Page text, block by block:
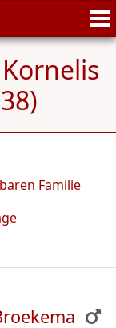
Kornelis
Familie